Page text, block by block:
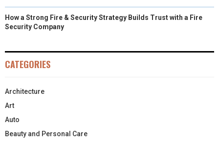
How a Strong Fire & Security Strategy Builds Trust with a Fire
Security Company
CATEGORIES
Architecture
Art
Auto
Beauty and Personal Care